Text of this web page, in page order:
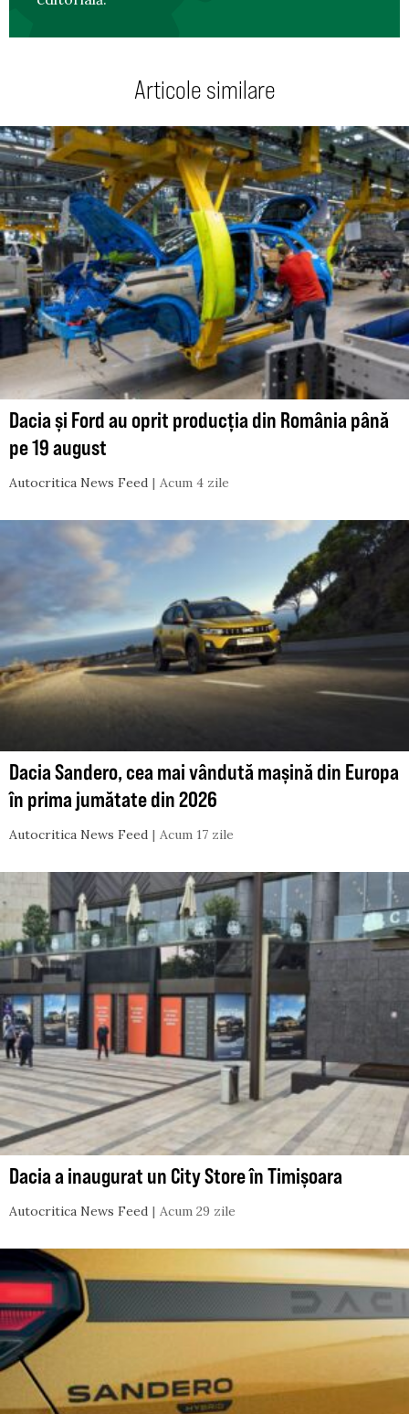
Articole similare
Dacia și Ford au oprit producția din România până
pe 19 august
Autocritica News Feed Acum 4 zile
Dacia Sandero, cea mai vândută mașină din Europa
în prima jumătate din 2026
Autocritica News Feed Acum 17 zile
Dacia a inaugurat un City Store în Timișoara
Autocritica News Feed Acum 29 zile